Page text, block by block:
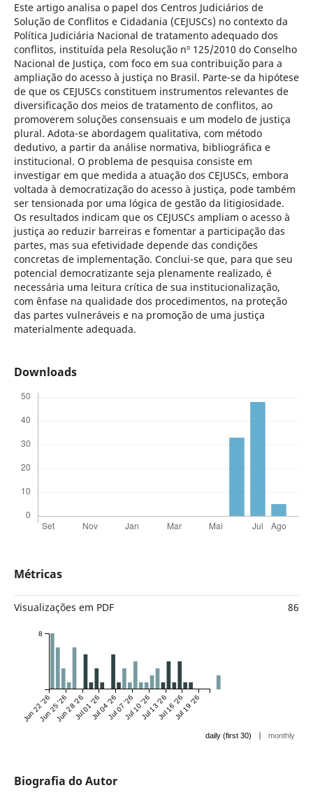
Este artigo analisa o papel dos Centros Judiciários de
Solução de Conflitos e Cidadania (CEJUSCs) no contexto da
Política Judiciária Nacional de tratamento adequado dos
conflitos, instituída pela Resolução nº 125/2010 do Conselho
Nacional de Justiça, com foco em sua contribuição para a
ampliação do acesso à justiça no Brasil. Parte-se da hipótese
de que os CEJUSCs constituem instrumentos relevantes de
diversificação dos meios de tratamento de conflitos, ao
promoverem soluções consensuais e um modelo de justiça
plural. Adota-se abordagem qualitativa, com método
dedutivo, a partir da análise normativa, bibliográfica e
institucional. O problema de pesquisa consiste em
investigar em que medida a atuação dos CEJUSCs, embora
voltada à democratização do acesso à justiça, pode também
ser tensionada por uma lógica de gestão da litigiosidade.
Os resultados indicam que os CEJUSCs ampliam o acesso à
justiça ao reduzir barreiras e fomentar a participação das
partes, mas sua efetividade depende das condições
concretas de implementação. Conclui-se que, para que seu
potencial democratizante seja plenamente realizado, é
necessária uma leitura crítica de sua institucionalização,
com ênfase na qualidade dos procedimentos, na proteção
das partes vulneráveis e na promoção de uma justiça
materialmente adequada.
Downloads
Métricas
Visualizações em PDF 86
Jun 22 '26Jun 25 '26Jun 28 '26Jul 01 '26Jul 04 '26Jul 07 '26Jul 10 '26Jul 13 '26Jul 16 '26Jul 19 '26
8
daily (first 30) | monthly
Biografia do Autor